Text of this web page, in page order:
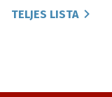
TELJES LISTA